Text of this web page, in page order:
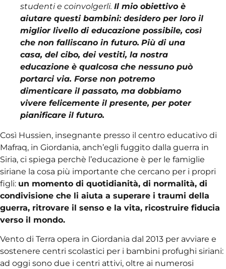
studenti e coinvolgerli. Il mio obiettivo è
aiutare questi bambini: desidero per loro il
miglior livello di educazione possibile, così
che non falliscano in futuro. Più di una
casa, del cibo, dei vestiti, la nostra
educazione è qualcosa che nessuno può
portarci via. Forse non potremo
dimenticare il passato, ma dobbiamo
vivere felicemente il presente, per poter
pianificare il futuro.
Così Hussien, insegnante presso il centro educativo di
Mafraq, in Giordania, anch’egli fuggito dalla guerra in
Siria, ci spiega perchè l’educazione è per le famiglie
siriane la cosa più importante che cercano per i propri
figli: un momento di quotidianità, di normalità, di
condivisione che li aiuta a superare i traumi della
guerra, ritrovare il senso e la vita, ricostruire fiducia
verso il mondo.
Vento di Terra opera in Giordania dal 2013 per avviare e
sostenere centri scolastici per i bambini profughi siriani:
ad oggi sono due i centri attivi, oltre ai numerosi